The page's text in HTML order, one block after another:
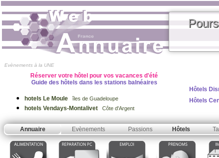
Evènements à la UNE
Réserver votre hôtel pour vos vacances d'été
Guide des hôtels dans les stations balnéaires
hotels Le Moule îles de Guadeloupe
hotels Vendays-Montalivet Côte d'Argent
Hôtels
Hôtels
Annuaire Evènements Passions Hôtels